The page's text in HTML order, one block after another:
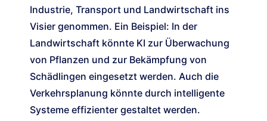
Industrie, Transport und Landwirtschaft ins
Visier genommen. Ein Beispiel: In der
Landwirtschaft könnte KI zur Überwachung
von Pflanzen und zur Bekämpfung von
Schädlingen eingesetzt werden. Auch die
Verkehrsplanung könnte durch intelligente
Systeme effizienter gestaltet werden.